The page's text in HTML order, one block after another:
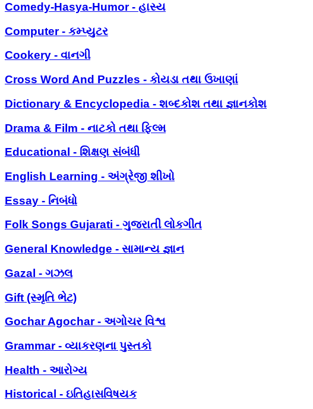
Comedy-Hasya-Humor - હાસ્ય
Computer - કમ્પ્યુટર
Cookery - વાનગી
Cross Word And Puzzles - કોયડા તથા ઉખાણાં
Dictionary & Encyclopedia - શબ્દકોશ તથા જ્ઞાનકોશ
Drama & Film - નાટકો તથા ફિલ્મ
Educational - શિક્ષણ સંબંધી
English Learning - અંગ્રેજી શીખો
Essay - નિબંધો
Folk Songs Gujarati - ગુજરાતી લોકગીત
General Knowledge - સામાન્ય જ્ઞાન
Gazal - ગઝલ
Gift (સ્મૃતિ ભેટ)
Gochar Agochar - અગોચર વિશ્વ
Grammar - વ્યાકરણના પુસ્તકો
Health - આરોગ્ય
Historical - ઇતિહાસવિષયક